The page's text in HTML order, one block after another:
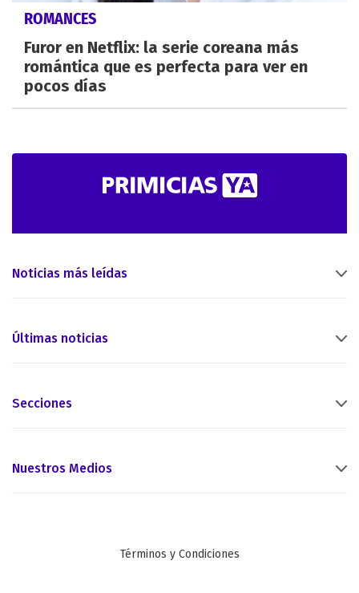
ROMANCES
Furor en Netflix: la serie coreana más
romántica que es perfecta para ver en
pocos días
Noticias más leídas
Últimas noticias
Secciones
Nuestros Medios
Términos y Condiciones